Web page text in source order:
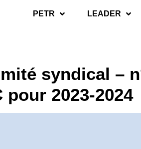
PETR LEADER
syndical –
pour 2023-2024